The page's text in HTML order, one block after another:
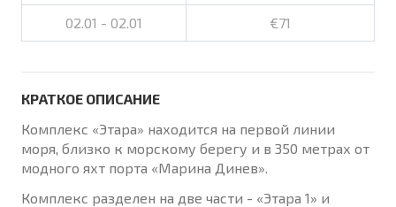
02.01 - 02.01 €71
КРАТКОЕ ОПИСАНИЕ
Комплекс «Этара» находится на первой линии
моря, близко к морскому берегу и в 350 метрах от
модного яхт порта «Марина Динев».
Комплекс разделен на две части - «Этара 1» и